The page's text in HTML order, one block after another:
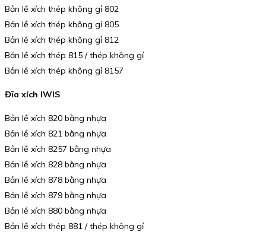
Bản lề xích thép không gỉ 802
Bản lề xích thép không gỉ 805
Bản lề xích thép không gỉ 812
Bản lề xích thép 815 / thép không gỉ
Bản lề xích thép không gỉ 8157
Đĩa xích IWIS
Bản lề xích 820 bằng nhựa
Bản lề xích 821 bằng nhựa
Bản lề xích 8257 bằng nhựa
Bản lề xích 828 bằng nhựa
Bản lề xích 878 bằng nhựa
Bản lề xích 879 bằng nhựa
Bản lề xích 880 bằng nhựa
Bản lề xích thép 881 / thép không gỉ